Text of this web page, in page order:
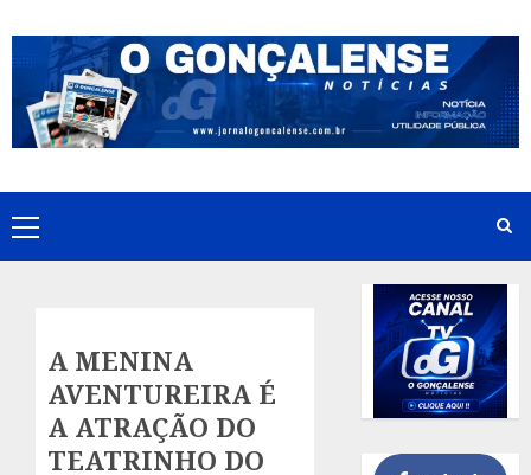
to
content
Primary
Menu
A MENINA
AVENTUREIRA É
A ATRAÇÃO DO
TEATRINHO DO